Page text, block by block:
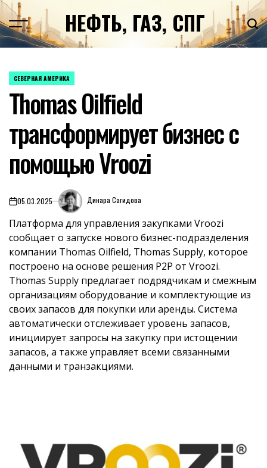
Перейти
к
содержимомуНЕФТЬ, ГАЗ, СПГ
ОПУБЛИКОВАНО
СЕВЕРНАЯ АМЕРИКА
Thomas Oilfield
трансформирует бизнес с
помощью Vroozi
on05.03.2025 Динара Сагидова
Платформа для управления закупками Vroozi
сообщает о запуске нового бизнес-подразделения
компании Thomas Oilfield, Thomas Supply, которое
построено на основе решения P2P от Vroozi.
Thomas Supply предлагает подрядчикам и смежным
организациям оборудование и комплектующие из
своих запасов для покупки или аренды. Система
автоматически отслеживает уровень запасов,
инициирует запросы на закупку при истощении
запасов, а также управляет всеми связанными
данными и транзакциями.